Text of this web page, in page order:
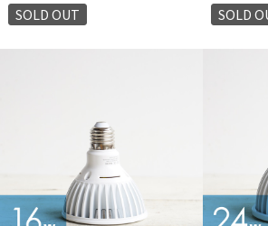
SOLD OUT
SOLD